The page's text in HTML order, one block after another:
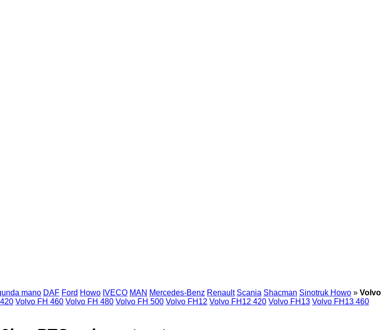
mano DAF Ford Howo IVECO MAN Mercedes-Benz Renault Scania Shacman Sinotruk Howo » Volvo
Volvo FH 460 Volvo FH 480 Volvo FH 500 Volvo FH12 Volvo FH12 420 Volvo FH13 Volvo FH13 460